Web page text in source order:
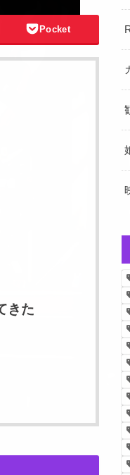
Pocket
きた